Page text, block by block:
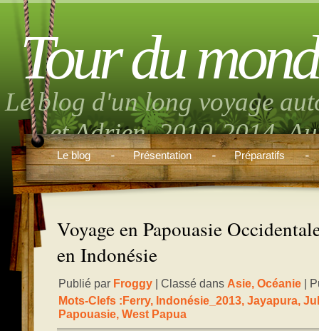
Tour du
Le blog d'un long voyage
et Adrien. 2010-2014.
musique, randonnée,
Le blog Présentation Préparatifs
Voyage en Papouasie
en Indonésie
Publié par Froggy | Classé dans Asie, Océanie |
Mots-Clefs :Ferry, Indonésie_2013, Jayapura,
Papouasie, West Papua